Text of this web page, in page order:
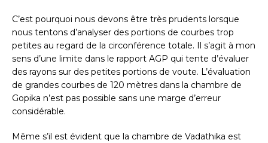
C’est pourquoi nous devons être très prudents lorsque
nous tentons d’analyser des portions de courbes trop
petites au regard de la circonférence totale. Il s’agit à mon
sens d’une limite dans le rapport AGP qui tente d’évaluer
des rayons sur des petites portions de voute. L’évaluation
de grandes courbes de 120 mètres dans la chambre de
Gopika n’est pas possible sans une marge d’erreur
considérable.
Même s’il est évident que la chambre de Vadathika est